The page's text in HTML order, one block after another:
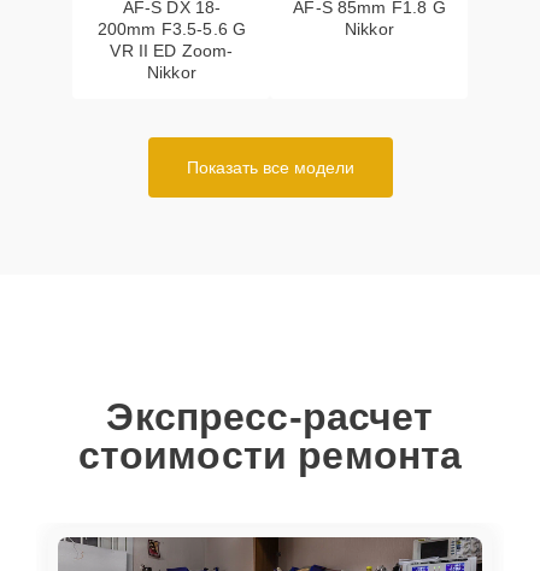
AF-S DX 18-
200mm F3.5-5.6 G
VR II ED Zoom-
Nikkor
AF-S 85mm F1.8 G
Nikkor
Показать все модели
Экспресс-расчет
стоимости ремонта